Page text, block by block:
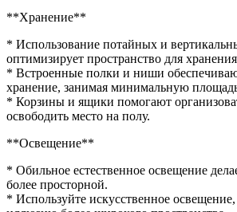
**Хранение**
* Использование потайных и
оптимизирует пространство для
* Встроенные полки и ниши
хранение, занимая минимальную
* Корзины и ящики помогают
освободить место на полу.
**Освещение**
* Обильное естественное освещение
более просторной.
* Используйте искусственное освещение,